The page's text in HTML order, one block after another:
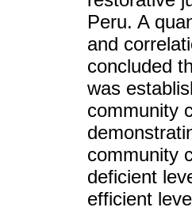
Peru. A
and
concluded
was
community
community
deficient
efficient